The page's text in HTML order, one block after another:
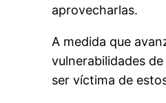
aprovecharlas.
A medida que
vulnerabilidades
ser víctima de